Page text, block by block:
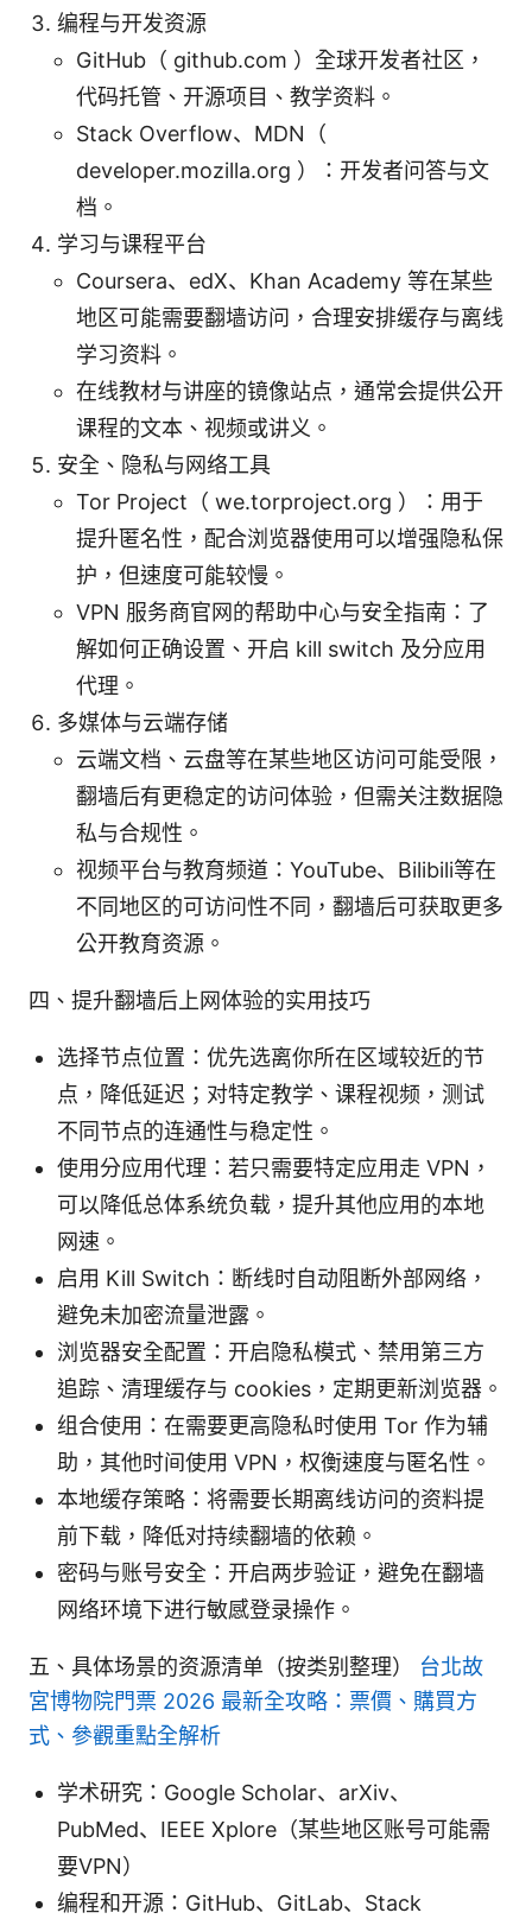
编程与开发资源
GitHub（ github.com ）全球开发者社区，
代码托管、开源项目、教学资料。
Stack Overflow、MDN（
developer.mozilla.org ）：开发者问答与文
档。
学习与课程平台
Coursera、edX、Khan Academy 等在某些
地区可能需要翻墙访问，合理安排缓存与离线
学习资料。
在线教材与讲座的镜像站点，通常会提供公开
课程的文本、视频或讲义。
安全、隐私与网络工具
Tor Project（ we.torproject.org ）：用于
提升匿名性，配合浏览器使用可以增强隐私保
护，但速度可能较慢。
VPN 服务商官网的帮助中心与安全指南：了
解如何正确设置、开启 kill switch 及分应用
代理。
多媒体与云端存储
云端文档、云盘等在某些地区访问可能受限，
翻墙后有更稳定的访问体验，但需关注数据隐
私与合规性。
视频平台与教育频道：YouTube、Bilibili等在
不同地区的可访问性不同，翻墙后可获取更多
公开教育资源。
四、提升翻墙后上网体验的实用技巧
选择节点位置：优先选离你所在区域较近的节
点，降低延迟；对特定教学、课程视频，测试
不同节点的连通性与稳定性。
使用分应用代理：若只需要特定应用走 VPN，
可以降低总体系统负载，提升其他应用的本地
网速。
启用 Kill Switch：断线时自动阻断外部网络，
避免未加密流量泄露。
浏览器安全配置：开启隐私模式、禁用第三方
追踪、清理缓存与 cookies，定期更新浏览器。
组合使用：在需要更高隐私时使用 Tor 作为辅
助，其他时间使用 VPN，权衡速度与匿名性。
本地缓存策略：将需要长期离线访问的资料提
前下载，降低对持续翻墙的依赖。
密码与账号安全：开启两步验证，避免在翻墙
网络环境下进行敏感登录操作。
五、具体场景的资源清单（按类别整理） 台北故
宮博物院門票 2026 最新全攻略：票價、購買方
式、參觀重點全解析
学术研究：Google Scholar、arXiv、
PubMed、IEEE Xplore（某些地区账号可能需
要VPN）
编程和开源：GitHub、GitLab、Stack